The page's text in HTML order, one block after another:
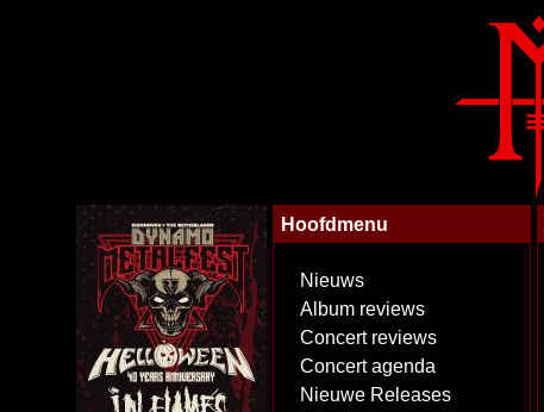
Hoofdmenu
Nieuws
Album reviews
Concert reviews
Concert agenda
Nieuwe Releases